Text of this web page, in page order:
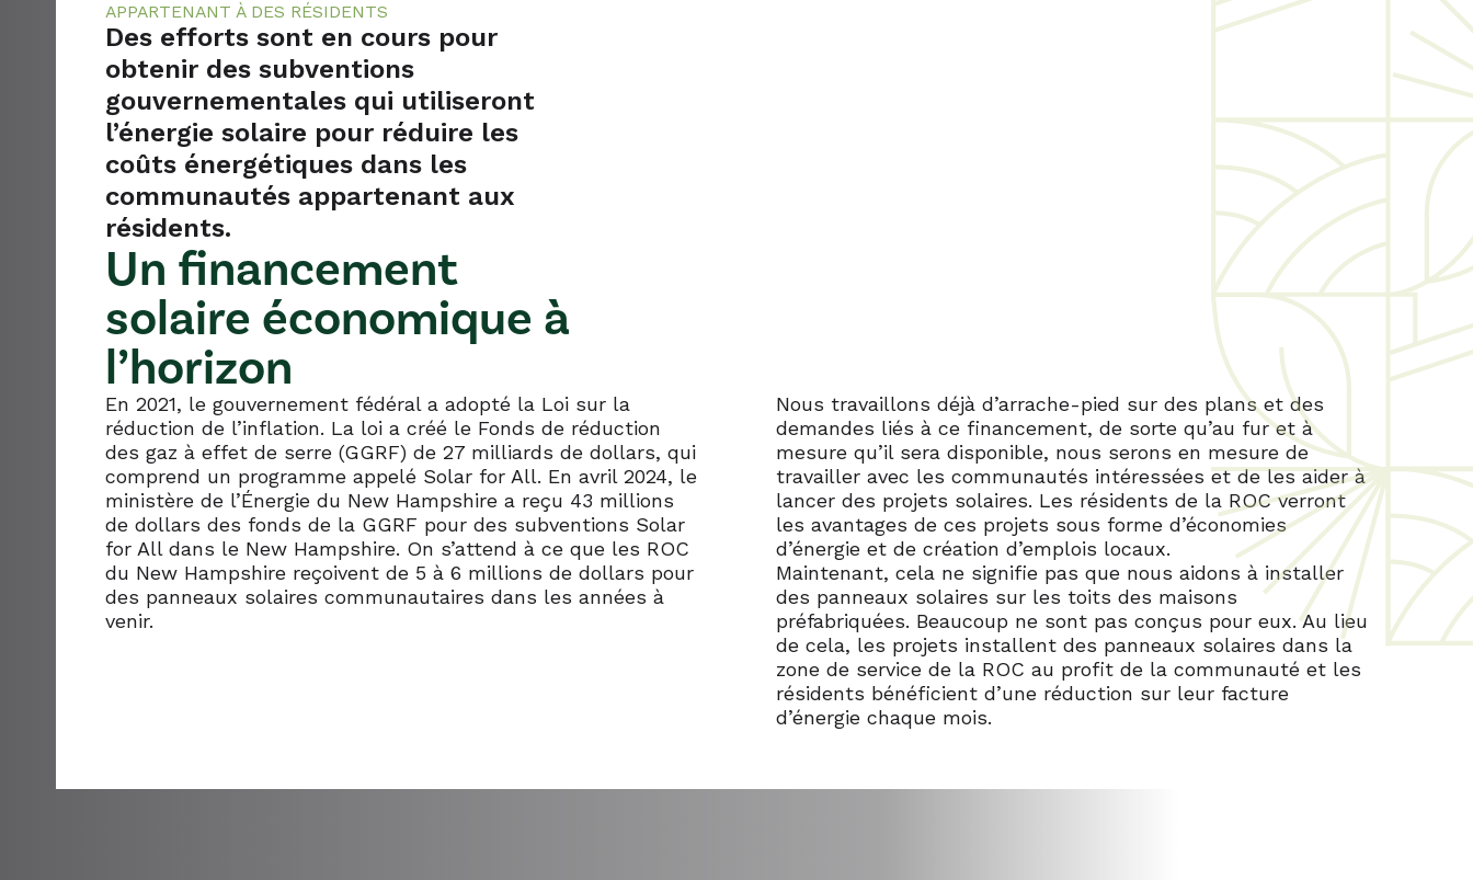
For Current ROC Residents
List of N.H. ROCs
APPARTENANT À DES RÉSIDENTS
Des efforts sont en cours pour
obtenir des subventions
gouvernementales qui utiliseront
l’énergie solaire pour réduire les
coûts énergétiques dans les
communautés appartenant aux
résidents.
Un financement
solaire économique à
l’horizon
En 2021, le gouvernement fédéral a adopté la Loi sur la
réduction de l’inflation. La loi a créé le Fonds de réduction
des gaz à effet de serre (GGRF) de 27 milliards de dollars, qui
comprend un programme appelé Solar for All. En avril 2024, le
ministère de l’Énergie du New Hampshire a reçu 43 millions
de dollars des fonds de la GGRF pour des subventions Solar
for All dans le New Hampshire. On s’attend à ce que les ROC
du New Hampshire reçoivent de 5 à 6 millions de dollars pour
des panneaux solaires communautaires dans les années à
venir.
Nous travaillons déjà d’arrache-pied sur des plans et des
demandes liés à ce financement, de sorte qu’au fur et à
mesure qu’il sera disponible, nous serons en mesure de
travailler avec les communautés intéressées et de les aider à
lancer des projets solaires. Les résidents de la ROC verront
les avantages de ces projets sous forme d’économies
d’énergie et de création d’emplois locaux.
Maintenant, cela ne signifie pas que nous aidons à installer
des panneaux solaires sur les toits des maisons
préfabriquées. Beaucoup ne sont pas conçus pour eux. Au lieu
de cela, les projets installent des panneaux solaires dans la
zone de service de la ROC au profit de la communauté et les
résidents bénéficient d’une réduction sur leur facture
d’énergie chaque mois.